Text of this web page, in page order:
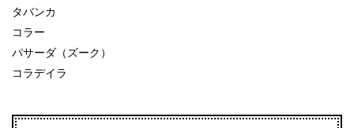
タバンカ
コラー
パサーダ（ズーク）
コラデイラ